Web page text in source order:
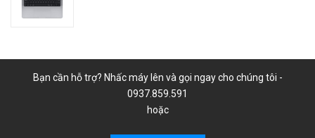
Bạn cần hỗ trợ? Nhấc máy lên và gọi ngay cho chúng tôi -
0937.859.591
hoặc